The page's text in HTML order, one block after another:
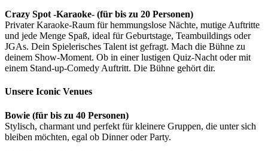
Crazy Spot -Karaoke- (für bis zu 20 Personen)
Privater Karaoke-Raum für hemmungslose Nächte, mutige Auftritte
und jede Menge Spaß, ideal für Geburtstage, Teambuildings oder
JGAs. Dein Spielerisches Talent ist gefragt. Mach die Bühne zu
deinem Show-Moment. Ob in einer lustigen Quiz-Nacht oder mit
einem Stand-up-Comedy Auftritt. Die Bühne gehört dir.
Unsere Iconic Venues
Bowie (für bis zu 40 Personen)
Stylisch, charmant und perfekt für kleinere Gruppen, die unter sich
bleiben möchten, egal ob Dinner oder Party.